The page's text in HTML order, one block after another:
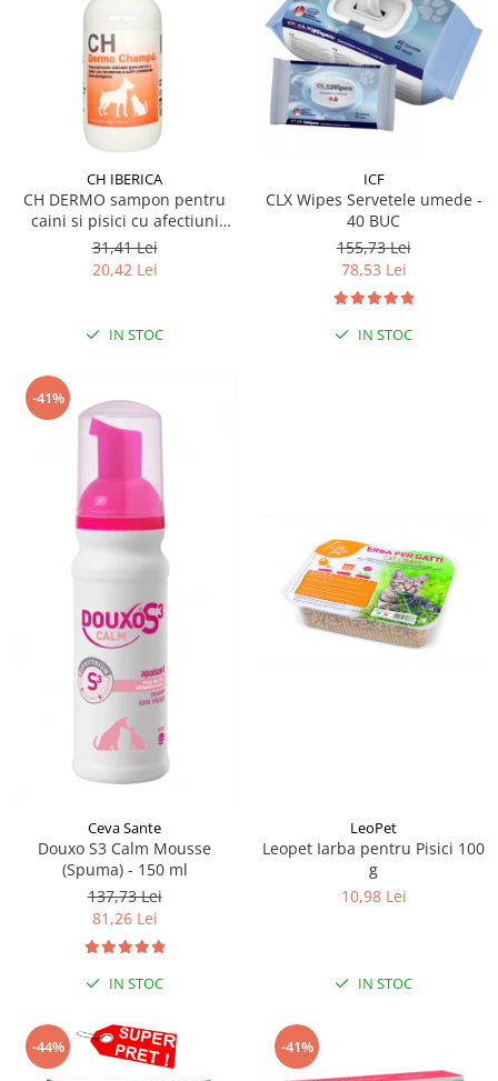
CH IBERICA
CH DERMO sampon pentru
caini si pisici cu afectiuni
dermatologice 250 ml
31,41 Lei
20,42 Lei
IN STOC
ICF
CLX Wipes Servetele umede -
40 BUC
155,73 Lei
78,53 Lei
IN STOC
-41%
Ceva Sante
Douxo S3 Calm Mousse
(Spuma) - 150 ml
137,73 Lei
81,26 Lei
IN STOC
LeoPet
Leopet Iarba pentru Pisici 100
g
10,98 Lei
IN STOC
-44% -41%